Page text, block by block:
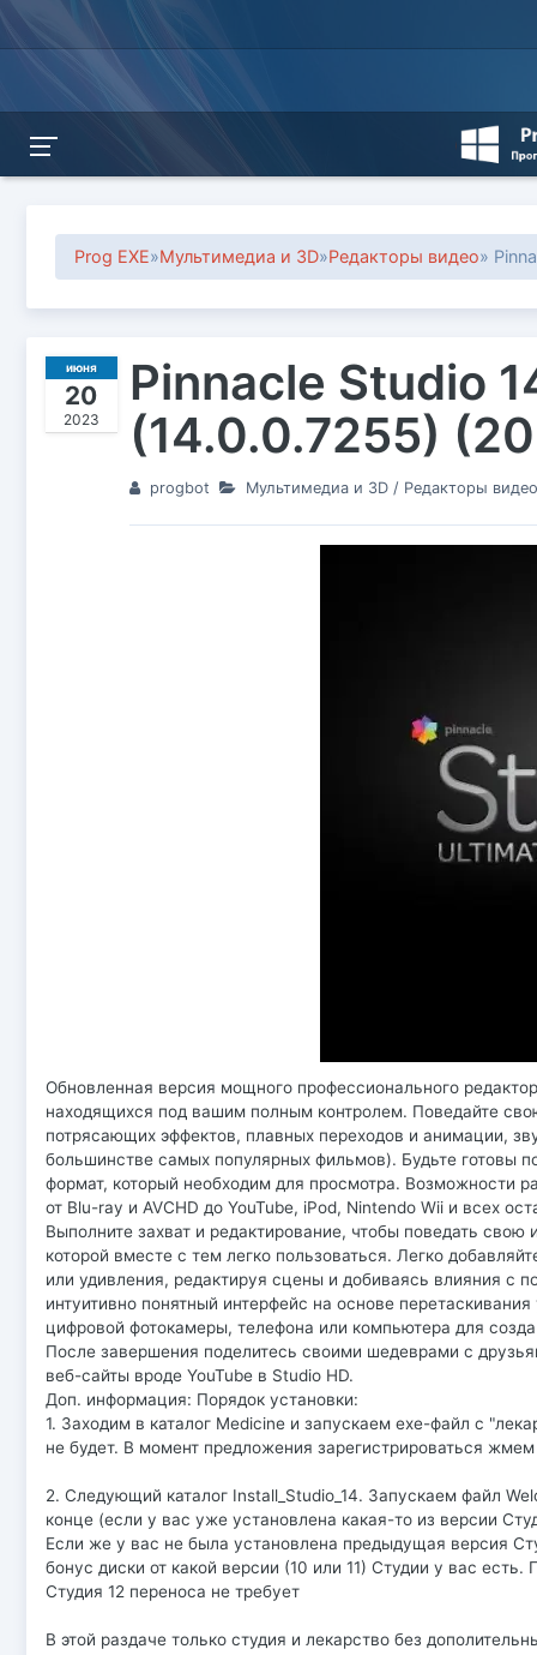
Prog EXE»Мультимедиа и 3D»Редакторы видео»
июня
20
2023
Pinnacle Studio
(14.0.0.7255)
progbot Мультимедиа и 3D/ Редакторы видео
Обновленная версия мощного профессионального
находящихся под вашим полным контролем. Поведайте
потрясающих эффектов, плавных переходов и анимации,
большинстве самых популярных фильмов). Будьте готовы
формат, который необходим для просмотра. Возможности
от Blu-ray и AVCHD до YouTube, iPod, Nintendo Wii и всех
Выполните захват и редактирование, чтобы поведать
которой вместе с тем легко пользоваться. Легко
или удивления, редактируя сцены и добиваясь влияния
интуитивно понятный интерфейс на основе
цифровой фотокамеры, телефона или компьютера для
После завершения поделитесь своими шедеврами с
веб-сайты вроде YouTube в Studio HD.
Доп. информация: Порядок установки:
1. Заходим в каталог Medicine и запускаем exe-файл с
не будет. В момент предложения зарегистрироваться
2. Следующий каталог Install_Studio_14. Запускаем файл
конце (если у вас уже установлена какая-то из версии
Если же у вас не была установлена предыдущая версия
бонус диски от какой версии (10 или 11) Студии у вас
Студия 12 переноса не требует
В этой раздаче только студия и лекарство без